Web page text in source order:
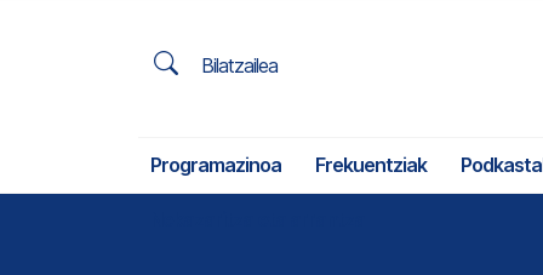
Bilatzailea
Programazinoa Frekuentziak